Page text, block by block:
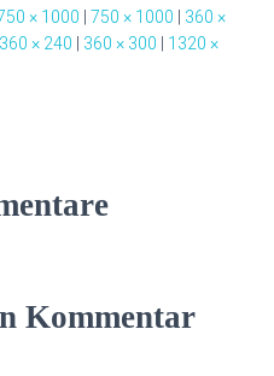
× 1000 750 × 1000
360 ×
360 × 240 360 × 300
1320 ×
Kommentar